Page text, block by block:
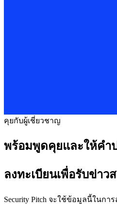
คุยกับผู้เชี่ยวชาญ
พร้อมพูดคุยและให้คำ
ลงทะเบียนเพื่อรับข่าว
Security Pitch จะใช้ข้อมูลนี้ในกา